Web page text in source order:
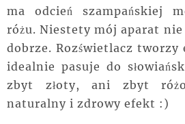
ma odcień szampańskiej
różu. Niestety mój aparat nie
dobrze. Rozświetlacz
idealnie pasuje do
zbyt złoty, ani zbyt
naturalny i zdrowy efekt :)